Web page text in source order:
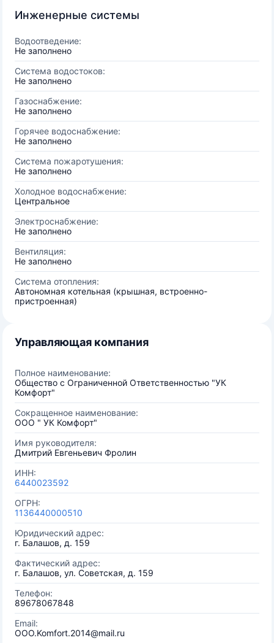
Инженерные системы
Водоотведение:
Не заполнено
Система водостоков:
Не заполнено
Газоснабжение:
Не заполнено
Горячее водоснабжение:
Не заполнено
Система пожаротушения:
Не заполнено
Холодное водоснабжение:
Центральное
Электроснабжение:
Не заполнено
Вентиляция:
Не заполнено
Система отопления:
Автономная котельная (крышная, встроенно-
пристроенная)
Управляющая компания
Полное наименование:
Общество с Ограниченной Ответственностью "УК
Комфорт"
Сокращенное наименование:
ООО " УК Комфорт"
Имя руководителя:
Дмитрий Евгеньевич Фролин
ИНН:
6440023592
ОГРН:
1136440000510
Юридический адрес:
г. Балашов, д. 159
Фактический адрес:
г. Балашов, ул. Советская, д. 159
Телефон:
89678067848
Email:
OOO.Komfort.2014@mail.ru